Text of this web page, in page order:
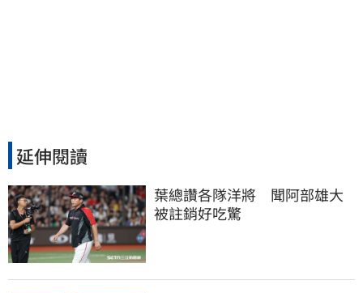
延伸閱讀
葉總讚各隊洋將　聞阿部雄大
被註銷好吃驚